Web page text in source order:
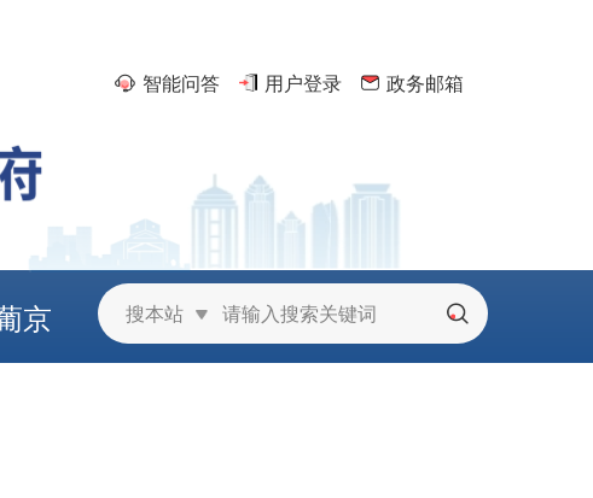
智能问答 用户登录 政务邮箱
搜本站
京